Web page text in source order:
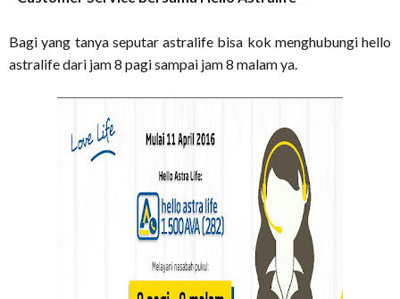
Bagi yang tanya seputar astralife bisa kok menghubungi hello
astralife dari jam 8 pagi sampai jam 8 malam ya.